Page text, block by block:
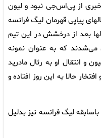
خبری از پی‌اس‌جی نبود و ‌لیون
پیاپی قهرمان لیگ ‌فرانسه
بعد از درخشش در ‌این تیم
می‌شدند که به عنوان ‌نمونه
و انتقال او به رئال ‌مادرید
حالا به این ‌روز افتاده و
لیگ فرانسه نیز بدلیل